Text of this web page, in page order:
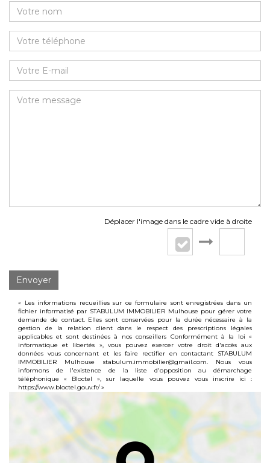
Déplacer l'image dans le cadre vide à droite
Envoyer
« Les informations recueillies sur ce formulaire sont enregistrées dans un
fichier informatisé par STABULUM IMMOBILIER Mulhouse pour gérer votre
demande de contact. Elles sont conservées pour la durée nécessaire à la
gestion de la relation client dans le respect des prescriptions légales
applicables et sont destinées à nos conseillers Conformément à la loi «
informatique et libertés », vous pouvez exercer votre droit d'accès aux
données vous concernant et les faire rectifier en contactant STABULUM
IMMOBILIER Mulhouse stabulum.immobilier@gmail.com. Nous vous
informons de l'existence de la liste d'opposition au démarchage
téléphonique « Bloctel », sur laquelle vous pouvez vous inscrire ici :
https://www.bloctel.gouv.fr/»